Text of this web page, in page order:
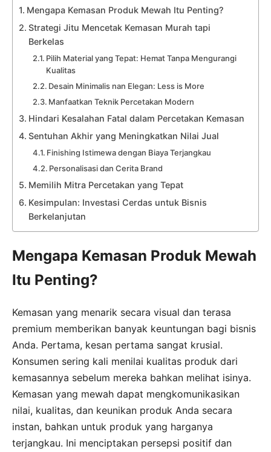
Mengapa Kemasan Produk Mewah Itu Penting?
Strategi Jitu Mencetak Kemasan Murah tapi
Berkelas
Pilih Material yang Tepat: Hemat Tanpa Mengurangi
Kualitas
Desain Minimalis nan Elegan: Less is More
Manfaatkan Teknik Percetakan Modern
Hindari Kesalahan Fatal dalam Percetakan Kemasan
Sentuhan Akhir yang Meningkatkan Nilai Jual
Finishing Istimewa dengan Biaya Terjangkau
Personalisasi dan Cerita Brand
Memilih Mitra Percetakan yang Tepat
Kesimpulan: Investasi Cerdas untuk Bisnis
Berkelanjutan
Mengapa Kemasan Produk Mewah
Itu Penting?
Kemasan yang menarik secara visual dan terasa
premium memberikan banyak keuntungan bagi bisnis
Anda. Pertama, kesan pertama sangat krusial.
Konsumen sering kali menilai kualitas produk dari
kemasannya sebelum mereka bahkan melihat isinya.
Kemasan yang mewah dapat mengkomunikasikan
nilai, kualitas, dan keunikan produk Anda secara
instan, bahkan untuk produk yang harganya
terjangkau. Ini menciptakan persepsi positif dan